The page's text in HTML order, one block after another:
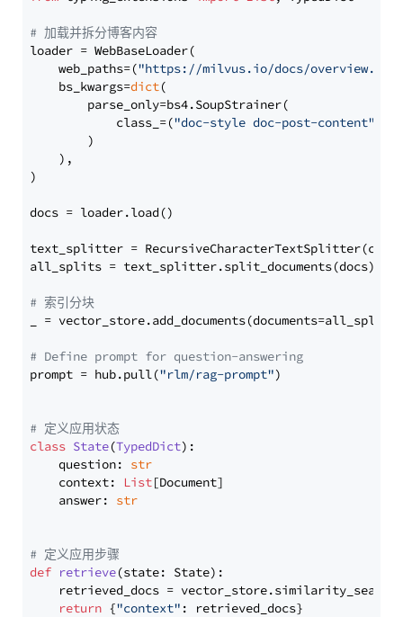
# 加载并拆分博客内容
loader = WebBaseLoader(
    web_paths=(
"https://milvus.io/docs/overview.md"
    bs_kwargs=
dict(
        parse_only=bs4.SoupStrainer(
            class_=(
"doc-style doc-post-content"
        )
    ),
)
docs = loader.load()
text_splitter =
all_splits = text_splitter.split_documents(docs)
# 索引分块
_ = vector_store.add_documents(documents=all_splits)
# Define prompt for question-answering
prompt = hub.pull("rlm/rag-prompt")
# 定义应用状态
class State(TypedDict):
    question:
str
    context:
List[Document]
    answer:
str
# 定义应用步骤
def retrieve(state: State):
retrieved_docs =
return {"context" : retrieved_docs}